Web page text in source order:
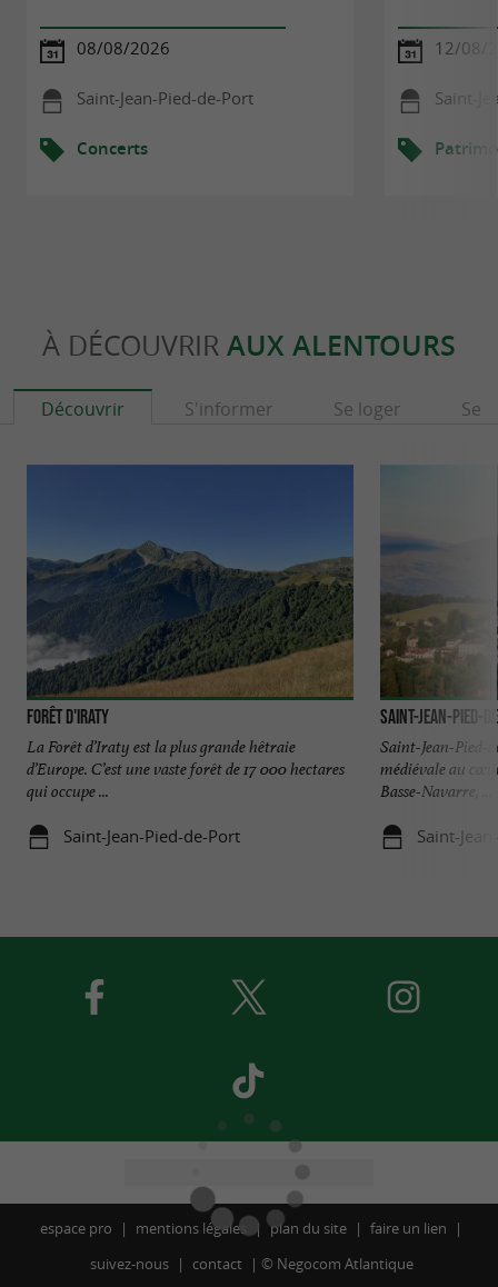
08/08/2026
Saint-Jean-Pied-de-Port
Concerts
12/08/
Saint-
À DÉCOUVRIR AUX ALENTOURS
Découvrir S'informer Se loger Se
Forêt d'Iraty
La Forêt d’Iraty est la plus grande hêtraie
d’Europe. C’est une vaste forêt de 17 000 hectares
qui occupe ...
Saint-Jean-Pied-de-Port
Saint-Jean-Pied-
Saint-Jean-Pied-
médiévale au
Basse-Navarre, ...
Saint-
espace pro mentions légales plan du site
faire un lien
suivez-nous
contact © Negocom Atlantique